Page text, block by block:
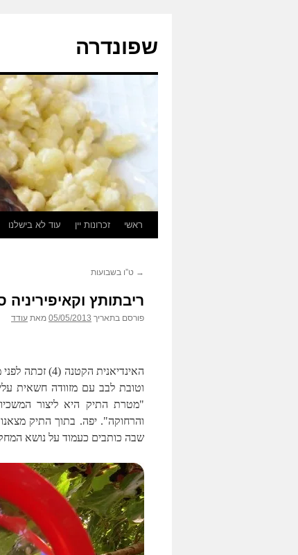
שפונדרה
ראשי זכרונות יין עוד לא בישלנו
→ ט”ו בשבועות
ריבתותץ וקאיפיריניה
פורסם בתאריך 05/05/2013 מאת עודד
האינדיאנית
וטובת לבב עם מזוודה חשאית
"מטרת התיק היא ליצור
והרחוקה". יפה. בתוך התיק
שבה כותבים כעמוד על נושא